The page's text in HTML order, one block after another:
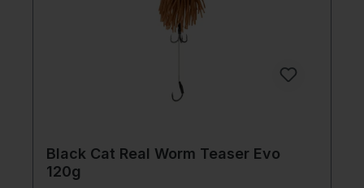
Black Cat Real Worm Teaser Evo
120g